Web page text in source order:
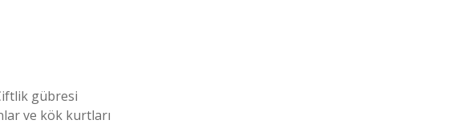
gübresi
ve kök kurtları